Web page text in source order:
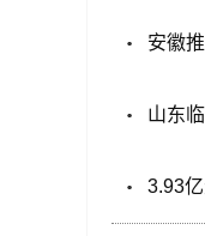
安徽
山东
3.93